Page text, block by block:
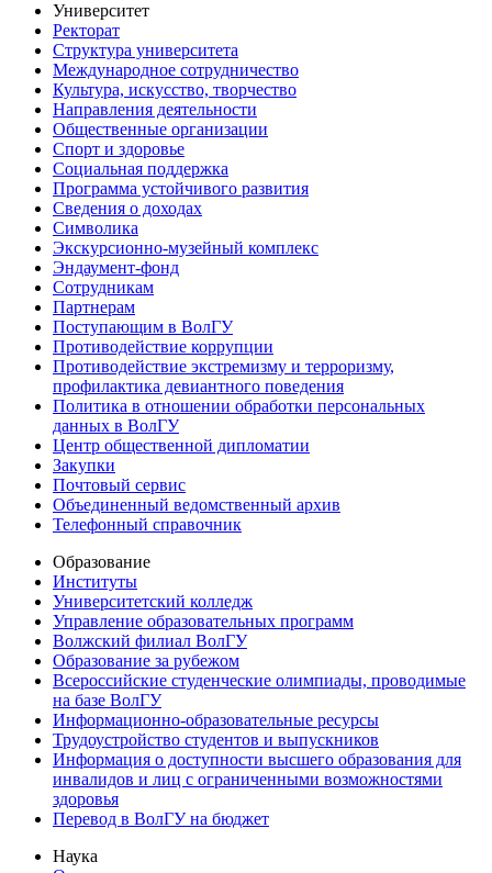
Университет
Ректорат
Структура университета
Международное сотрудничество
Культура, искусство, творчество
Направления деятельности
Общественные организации
Спорт и здоровье
Социальная поддержка
Программа устойчивого развития
Сведения о доходах
Символика
Экскурсионно-музейный комплекс
Эндаумент-фонд
Сотрудникам
Партнерам
Поступающим в ВолГУ
Противодействие коррупции
Противодействие экстремизму и терроризму,
профилактика девиантного поведения
Политика в отношении обработки персональных
данных в ВолГУ
Центр общественной дипломатии
Закупки
Почтовый сервис
Объединенный ведомственный архив
Телефонный справочник
Образование
Институты
Университетский колледж
Управление образовательных программ
Волжский филиал ВолГУ
Образование за рубежом
Всероссийские студенческие олимпиады, проводимые
на базе ВолГУ
Информационно-образовательные ресурсы
Трудоустройство студентов и выпускников
Информация о доступности высшего образования для
инвалидов и лиц с ограниченными возможностями
здоровья
Перевод в ВолГУ на бюджет
Наука